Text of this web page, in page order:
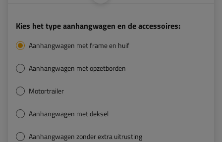
Kies het type aanhangwagen en de accessoires:
Aanhangwagen met frame en huif
Aanhangwagen met opzetborden
Motortrailer
Aanhangwagen met deksel
Aanhangwagen zonder extra uitrusting